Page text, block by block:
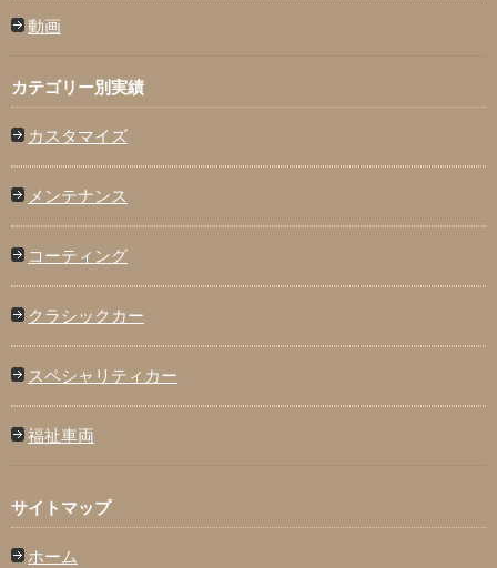
動画
カテゴリー別実績
カスタマイズ
メンテナンス
コーティング
クラシックカー
スペシャリティカー
福祉車両
サイトマップ
ホーム